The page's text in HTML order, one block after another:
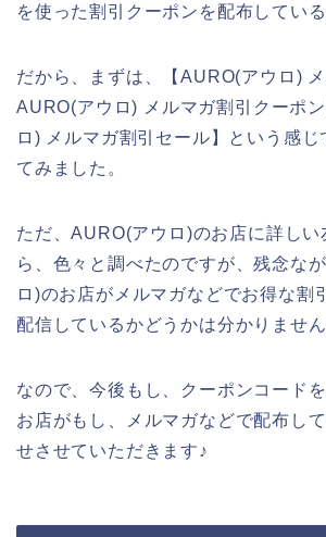
を使った割引クーポンを配布している
だから、まずは、【AURO(アウロ)
AURO(アウロ) メルマガ割引クーポ
ロ) メルマガ割引セール】という感じ
てみました。
ただ、AURO(アウロ)のお店に詳し
ら、色々と調べたのですが、残念な
ロ)のお店がメルマガなどでお得な割
配信しているかどうかは分かりません
なので、今後もし、クーポンコード
お店がもし、メルマガなどで配布し
せさせていただきます♪